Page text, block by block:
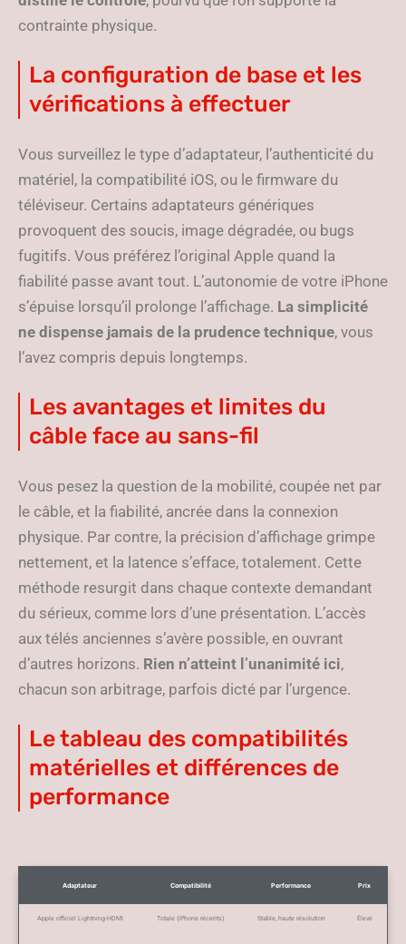
contrainte physique.
La configuration de base et les
vérifications à effectuer
Vous surveillez le type d’adaptateur, l’authenticité du
matériel, la compatibilité iOS, ou le firmware du
téléviseur. Certains adaptateurs génériques
provoquent des soucis, image dégradée, ou bugs
fugitifs. Vous préférez l’original Apple quand la
fiabilité passe avant tout. L’autonomie de votre iPhone
s’épuise lorsqu’il prolonge l’affichage. La simplicité
ne dispense jamais de la prudence technique, vous
l’avez compris depuis longtemps.
Les avantages et limites du
câble face au sans-fil
Vous pesez la question de la mobilité, coupée net par
le câble, et la fiabilité, ancrée dans la connexion
physique. Par contre, la précision d’affichage grimpe
nettement, et la latence s’efface, totalement. Cette
méthode resurgit dans chaque contexte demandant
du sérieux, comme lors d’une présentation. L’accès
aux télés anciennes s’avère possible, en ouvrant
d’autres horizons. Rien n’atteint l’unanimité ici,
chacun son arbitrage, parfois dicté par l’urgence.
Le tableau des compatibilités
matérielles et différences de
performance
Adaptateur Compatibilité Performance Prix
Apple officiel Lightning-HDMI Totale (iPhone récents) Stable, haute résolution Élevé